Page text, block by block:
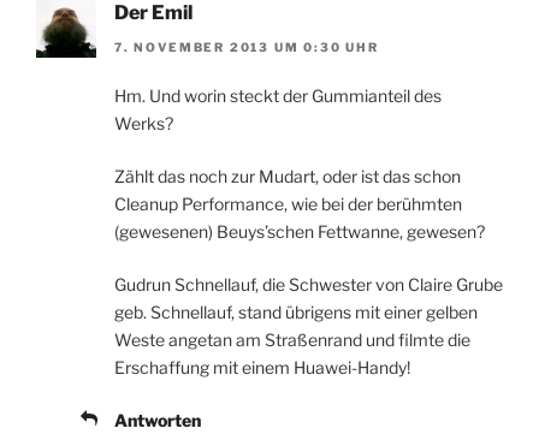
Der Emil
7. NOVEMBER 2013 UM 0:30 UHR
Hm. Und worin steckt der Gummianteil des
Werks?
Zählt das noch zur Mudart, oder ist das schon
Cleanup Performance, wie bei der berühmten
(gewesenen) Beuys’schen Fettwanne, gewesen?
Gudrun Schnellauf, die Schwester von Claire Grube
geb. Schnellauf, stand übrigens mit einer gelben
Weste angetan am Straßenrand und filmte die
Erschaffung mit einem Huawei-Handy!
Antworten